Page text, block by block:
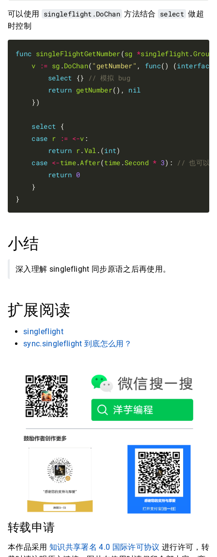
可以使用 singleflight.DoChan 方法结合 select 做超
时控制
func singleFlightGetNumber(sg *singleflight.Group
v
:= sg .DoChan( "getNumber" , func() (interface
select {}
return getNumber(), nil
    })
select {
case r := <-v :
return r.Val .(int)
case <-time.After(time .Second * 3):
return 0
    }
小结
深入理解 singleflight 同步原语之后再使用。
扩展阅读
singleflight
sync.singleflight 到底怎么用？
转载申请
本作品采用 知识共享署名 4.0 国际许可协议 进行许可，转